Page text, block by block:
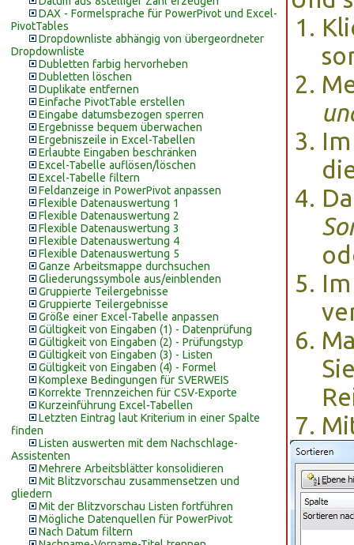
DAX - Formelsprache für PowerPivot und Excel-
PivotTables
Dropdownliste abhängig von übergeordneter
Dropdownliste
Dubletten farbig hervorheben
Dubletten löschen
Duplikate entfernen
Einfache PivotTable erstellen
Eingabe datumsbezogen sperren
Ergebnisse bequem überwachen
Ergebniszeile in Excel-Tabellen
Erlaubte Eingaben beschränken
Excel-Tabelle auflösen/löschen
Excel-Tabelle filtern
Feldanzeige in PowerPivot anpassen
Flexible Datenauswertung 1
Flexible Datenauswertung 2
Flexible Datenauswertung 3
Flexible Datenauswertung 4
Flexible Datenauswertung 5
Ganze Arbeitsmappe durchsuchen
Gliederungssymbole aus/einblenden
Gruppierte Teilergebnisse
Gruppierte Teilergebnisse
Größe einer Excel-Tabelle anpassen
Gültigkeit von Eingaben (1) - Datenprüfung
Gültigkeit von Eingaben (2) - Prüfungstyp
Gültigkeit von Eingaben (3) - Listen
Gültigkeit von Eingaben (4) - Formel
Komplexe Bedingungen für SVERWEIS
Korrekte Trennzeichen für CSV-Exporte
Kurzeinführung Excel-Tabellen
Letzten Eintrag laut Kriterium in einer Spalte
finden
Listen auswerten mit dem Nachschlage-
Assistenten
Mehrere Arbeitsblätter konsolidieren
Mit Blitzvorschau zusammensetzen und
gliedern
Mit der Blitzvorschau Listen fortführen
Mögliche Datenquellen für PowerPivot
Nach Datum filtern